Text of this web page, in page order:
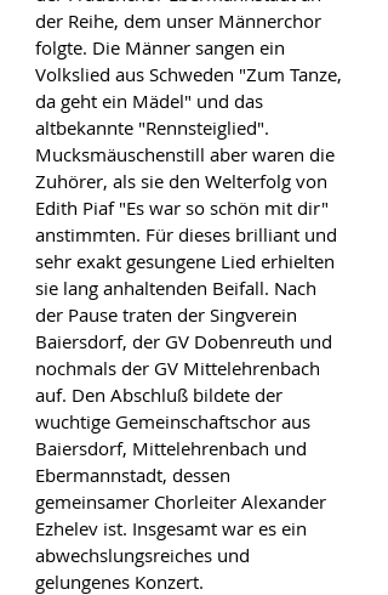
der Reihe, dem unser Männerchor
folgte. Die Männer sangen ein
Volkslied aus Schweden "Zum Tanze,
da geht ein Mädel" und das
altbekannte "Rennsteiglied".
Mucksmäuschenstill aber waren die
Zuhörer, als sie den Welterfolg von
Edith Piaf "Es war so schön mit dir"
anstimmten. Für dieses brilliant und
sehr exakt gesungene Lied erhielten
sie lang anhaltenden Beifall. Nach
der Pause traten der Singverein
Baiersdorf, der GV Dobenreuth und
nochmals der GV Mittelehrenbach
auf. Den Abschluß bildete der
wuchtige Gemeinschaftschor aus
Baiersdorf, Mittelehrenbach und
Ebermannstadt, dessen
gemeinsamer Chorleiter Alexander
Ezhelev ist. Insgesamt war es ein
abwechslungsreiches und
gelungenes Konzert.